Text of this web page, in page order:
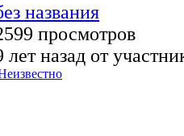
названия
просмотров
лет назад от